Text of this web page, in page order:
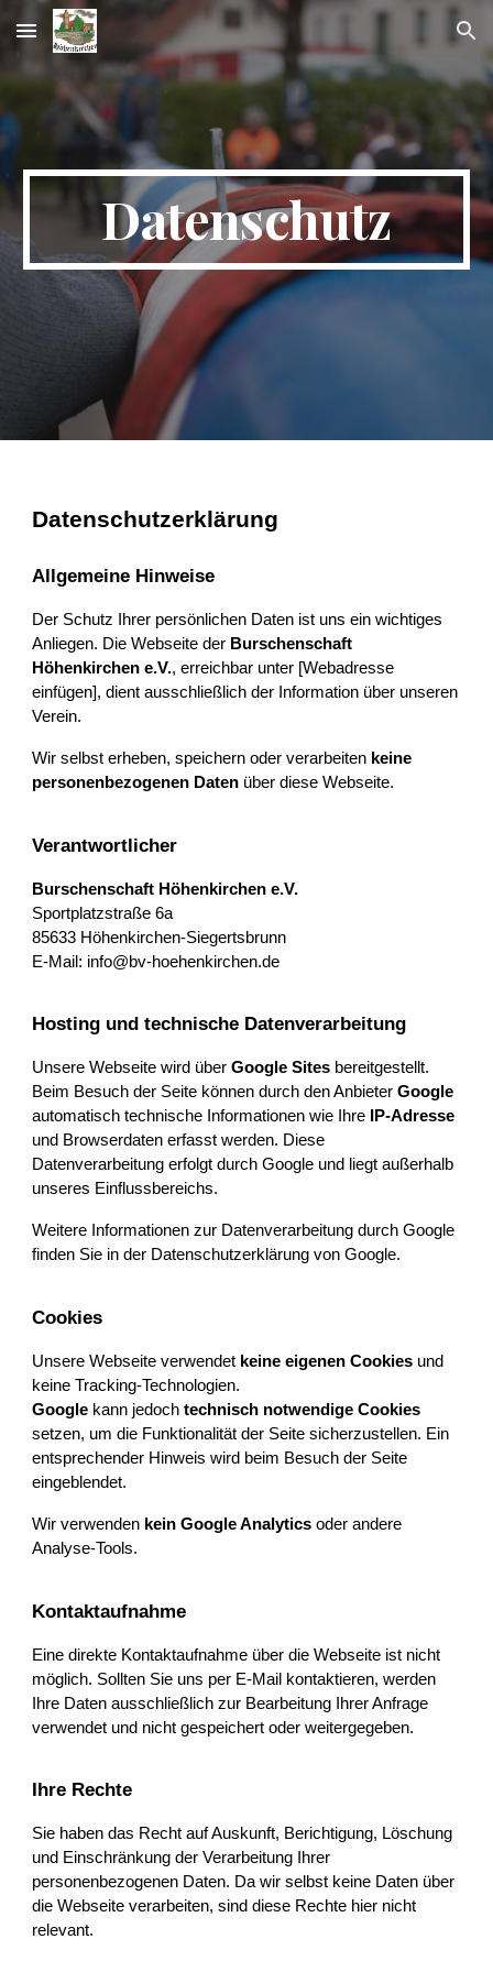
Skip to main content Skip to navigation
Datenschutz
Datenschutzerklärung
Allgemeine Hinweise
Der Schutz Ihrer persönlichen Daten ist uns ein wichtiges
Anliegen. Die Webseite der Burschenschaft
Höhenkirchen e.V., erreichbar unter [Webadresse
einfügen], dient ausschließlich der Information über unseren
Verein.
Wir selbst erheben, speichern oder verarbeiten keine
personenbezogenen Daten über diese Webseite.
Verantwortlicher
Burschenschaft Höhenkirchen e.V.
Sportplatzstraße 6a
85633 Höhenkirchen-Siegertsbrunn
E-Mail: info@bv-hoehenkirchen.de
Hosting und technische Datenverarbeitung
Unsere Webseite wird überGoogle Sites bereitgestellt.
Beim Besuch der Seite können durch den AnbieterGoogle
automatisch technische Informationen wie Ihre
IP-Adresse
und Browserdaten erfasst werden. Diese
Datenverarbeitung erfolgt durch Google und liegt außerhalb
unseres Einflussbereichs.
Weitere Informationen zur Datenverarbeitung durch Google
finden Sie in der Datenschutzerklärung von Google.
Cookies
Unsere Webseite verwendet keine eigenen Cookies und
keine Tracking-Technologien.
Google kann jedochtechnisch notwendige Cookies
setzen, um die Funktionalität der Seite sicherzustellen. Ein
entsprechender Hinweis wird beim Besuch der Seite
eingeblendet.
Wir verwenden kein Google Analytics oder andere
Analyse-Tools.
Kontaktaufnahme
Eine direkte Kontaktaufnahme über die Webseite ist nicht
möglich. Sollten Sie uns per E-Mail kontaktieren, werden
Ihre Daten ausschließlich zur Bearbeitung Ihrer Anfrage
verwendet und nicht gespeichert oder weitergegeben.
Ihre Rechte
Sie haben das Recht auf Auskunft, Berichtigung, Löschung
und Einschränkung der Verarbeitung Ihrer
personenbezogenen Daten. Da wir selbst keine Daten über
die Webseite verarbeiten, sind diese Rechte hier nicht
relevant.